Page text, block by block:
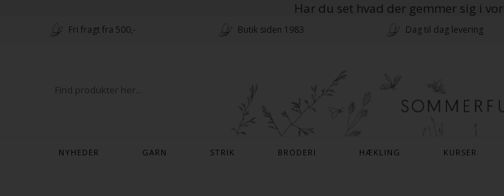
Har du set hvad der gemmer sig i
Fri fragt fra 500,- Butik siden 1983 Dag til dag levering
NYHEDER GARN STRIK BRODERI HÆKLING KURSER